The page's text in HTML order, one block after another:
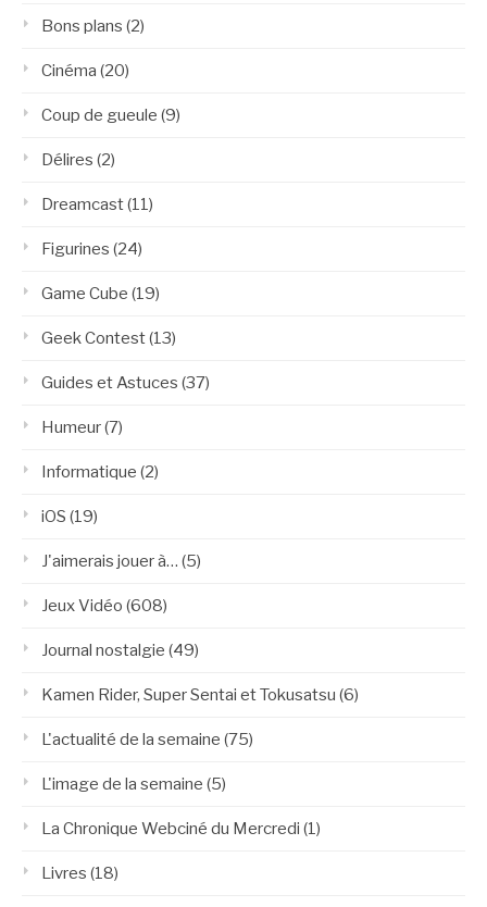
Bons plans (2)
Cinéma (20)
Coup de gueule (9)
Délires (2)
Dreamcast(11)
Figurines (24)
Game Cube (19)
Geek Contest(13)
Guides et Astuces (37)
Humeur(7)
Informatique (2)
iOS (19)
J'aimerais jouer à… (5)
Jeux Vidéo (608)
Journal nostalgie (49)
Kamen Rider, Super Sentai et Tokusatsu (6)
L'actualité de la semaine (75)
L'image de la semaine (5)
La Chronique Webciné du Mercredi (1)
Livres (18)